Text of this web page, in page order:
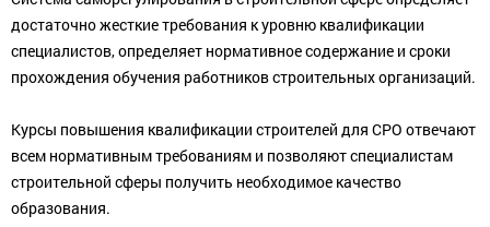
достаточно жесткие требования к уровню квалификации
специалистов, определяет нормативное содержание и сроки
прохождения обучения работников строительных организаций.
Курсы повышения квалификации строителей для СРО отвечают
всем нормативным требованиям и позволяют специалистам
строительной сферы получить необходимое качество
образования.